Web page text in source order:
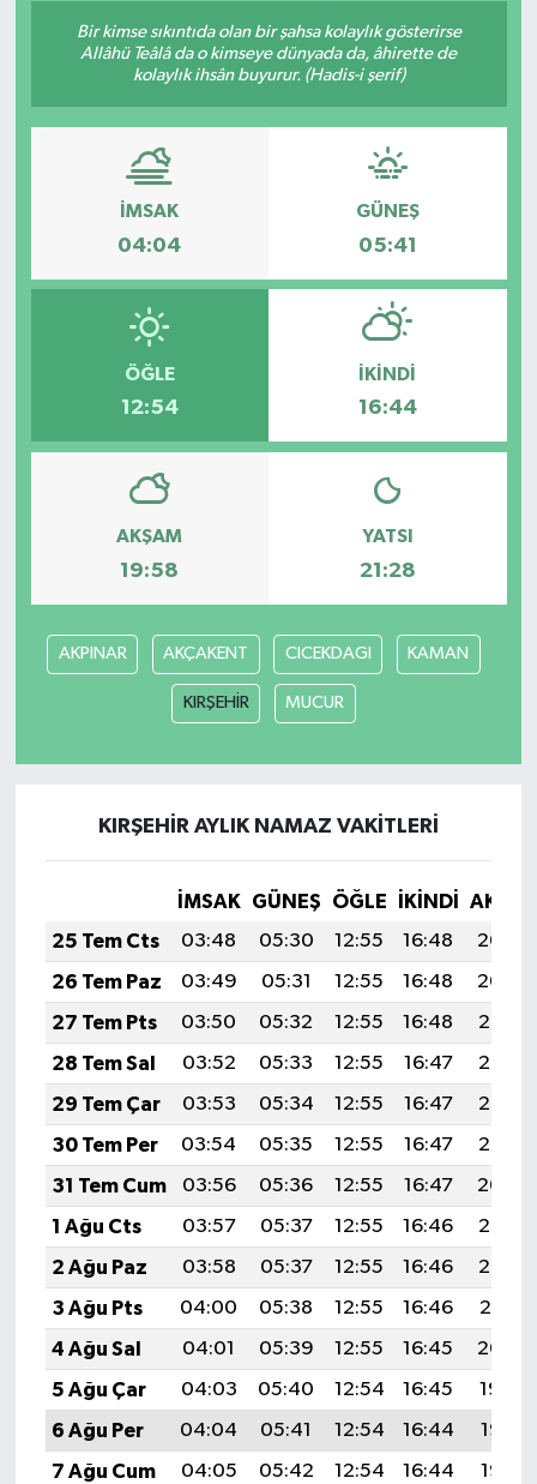
Bir kimse sıkıntıda olan bir şahsa kolaylık gösterirse
Allâhü Teâlâ da o kimseye dünyada da, âhirette de
kolaylık ihsân buyurur. (Hadis-i şerif)
İMSAK
04:04
GÜNEŞ
05:41
ÖĞLE
12:54
İKINDI
16:44
AKŞAM
19:58
YATSI
21:28
AKPINAR AKÇAKENT CICEKDAGI KAMAN
KIRŞEHİR MUCUR
KIRŞEHİR AYLIK NAMAZ VAKITLERI
İMSAK GÜNEŞ ÖĞLE İKINDI
25 Tem Cts
03:48 05:30 12:55 16:48
20:09
26 Tem Paz
03:49 05:31 12:55 16:48
20:09
27 Tem Pts
03:50 05:32 12:55 16:48
20:08
28 Tem Sal
03:52 05:33 12:55 16:47
20:07
29 Tem Çar
03:53 05:34 12:55 16:47
20:06
30 Tem Per
03:54 05:35 12:55 16:47
20:05
31 Tem Cum
03:56 05:36 12:55 16:47
20:04
1 Ağu Cts
03:57 05:37 12:55 16:46
20:03
2 Ağu Paz
03:58 05:37 12:55 16:46
20:02
3 Ağu Pts
04:00 05:38 12:55 16:46
20:01
4 Ağu Sal
04:01 05:39 12:55 16:45
20:00
5 Ağu Çar
04:03 05:40 12:54 16:45
19:59
6 Ağu Per
04:04 05:41 12:54 16:44
19:58
7 Ağu Cum
04:05 05:42 12:54 16:44
19:57